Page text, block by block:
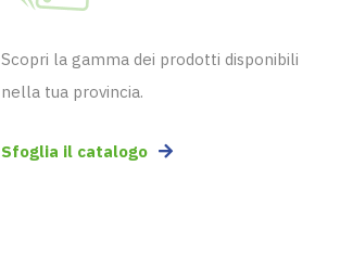
Scopri la gamma dei prodotti disponibili
nella tua provincia.
Sfoglia il catalogo